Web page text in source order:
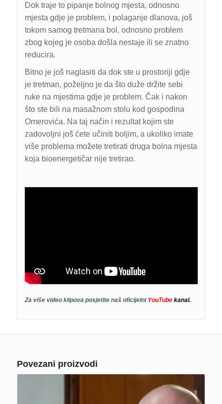
Dok traje to pipanje bolnog mjesta, odnosno
mjesta gdje je problem, i polaganje dlanova, još
tokom samog tretmana bol, odnosno problem
zbog kojeg je osoba došla nestaje ili se znatno
reducira.
Bitno je još naglasiti da dok ste u prostoriji gdje
je tretman, poželjno je da što duže držite sebi
ruke na mjestima gdje je problem. Čak i nakon
što ste bili na masažnom stolu kod gospodina
Omerovića. Na taj način i rezultat kojim ste
zadovoljni još ćete učiniti boljim, a ukoliko imate
više problema možete tretirati druga bolna mjesta
koja bioenergetičar nije tretirao.
Za više video klipova posjetite naš oficijelni YouTube kanal.
Povezani proizvodi